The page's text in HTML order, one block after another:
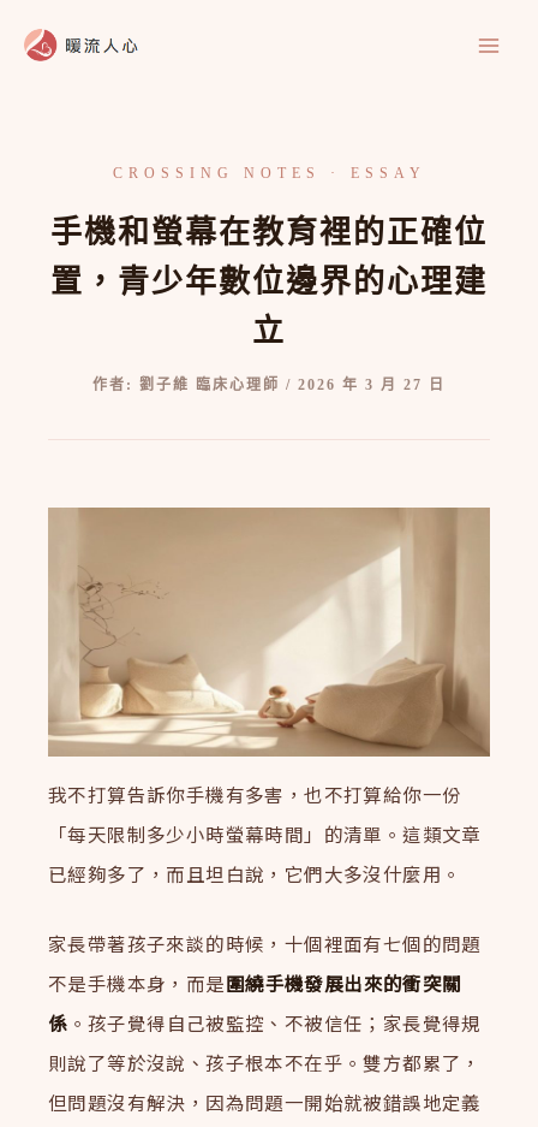
手機和螢幕在教育裡的正確位
置，青少年數位邊界的心理建
立
作者: 劉子維 臨床心理師 / 2026 年 3 月 27 日
我不打算告訴你手機有多害，也不打算給你一份
「每天限制多少小時螢幕時間」的清單。這類文章
已經夠多了，而且坦白說，它們大多沒什麼用。
家長帶著孩子來談的時候，十個裡面有七個的問題
不是手機本身，而是圍繞手機發展出來的衝突關
係 。孩子覺得自己被監控、不被信任；家長覺得規
則說了等於沒說、孩子根本不在乎。雙方都累了，
但問題沒有解決，因為問題一開始就被錯誤地定義